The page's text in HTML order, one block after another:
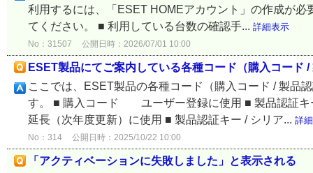
利用するには、「ESET HOMEアカウント」の作成が
てください。 ■ 利用している台数の確認手... 詳細表示
No：31507 公開日時：2026/07/01 10:00
ESET製品にてご案内している各種コード（購入コード
ここでは、ESET製品の各種コード（購入コード / 製品
す。 ■ 購入コード ユーザー登録に使用 ■ 製品認証
延長（次年度更新）に使用 ■ 製品認証キー / シリア... 詳
No：314 公開日時：2025/10/22 10:00
「アクティベーションに失敗しました」と表示される